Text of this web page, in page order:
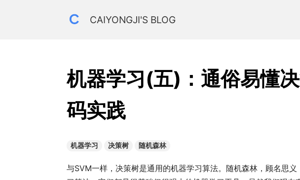
CAIYONGJI'S BLOG
机器学习(五)：通俗易懂
码实践
机器学习 决策树 随机森林
与SVM一样，决策树是通用的机器学习算法。随机森林，顾名思